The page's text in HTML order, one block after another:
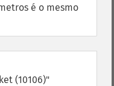
é o mesmo
(10106)"